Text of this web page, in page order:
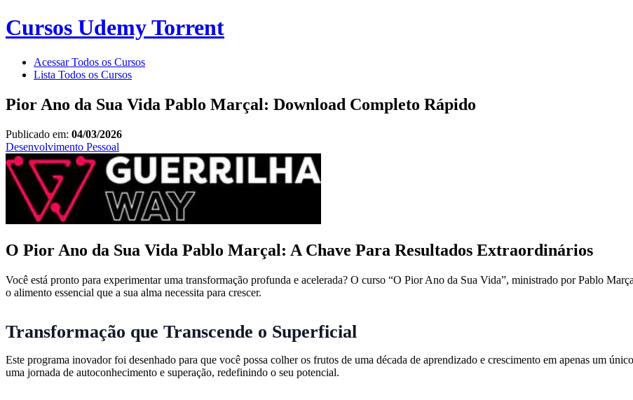
Cursos Udemy Torrent
Acessar Todos os Cursos
Lista Todos os Cursos
Pior Ano da Sua Vida Pablo Marçal: Download Completo Rápido
Publicado em: 04/03/2026
Desenvolvimento Pessoal
O Pior Ano da Sua Vida Pablo Marçal: A Chave Para Resultados Extraordinários
Você está pronto para experimentar uma transformação profunda e acelerada? O curso “O Pior Ano da Sua Vida”, ministrado por Pablo
o alimento essencial que a sua alma necessita para crescer.
Transformação que Transcende o Superficial
Este programa inovador foi desenhado para que você possa colher os frutos de uma década de aprendizado e crescimento em apenas um
uma jornada de autoconhecimento e superação, redefinindo o seu potencial.